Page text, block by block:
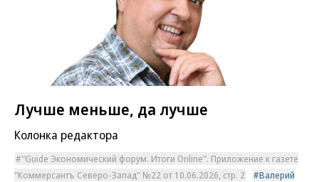
Лучше меньше, да лучше
Колонка редактора
"Guide Экономический форум. Итоги Online". Приложение к газете
"Коммерсантъ Северо-Запад" №22 от 10.06.2026, стр. 2
Валерий